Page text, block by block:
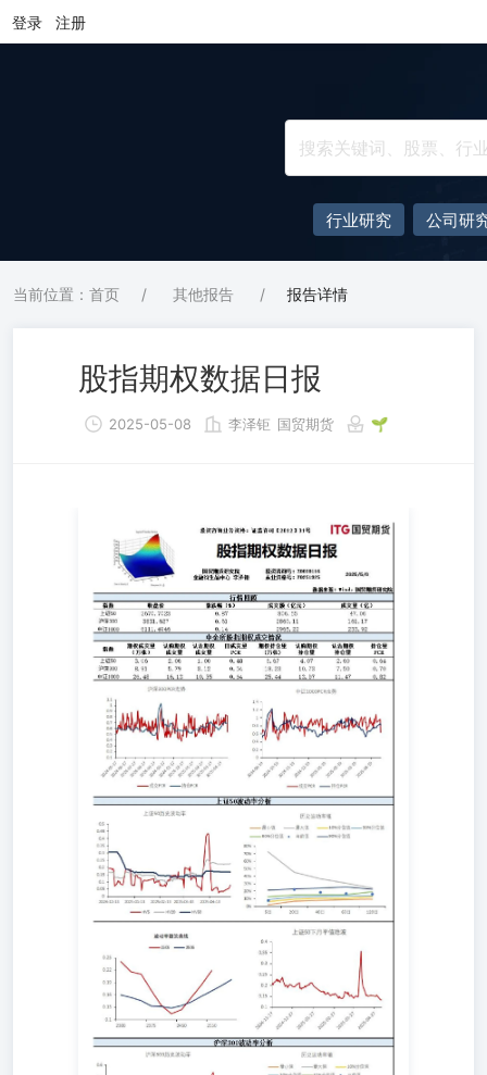
登录 注册
行业研究 公司研
当前位置：首页 / 其他报告 / 报告详情
股指期权数据日报
2025-05-08 李泽钜 国贸期货 🌱